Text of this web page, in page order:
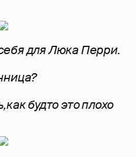
для Люка Перри.
будто это плохо